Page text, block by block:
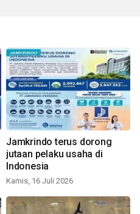
Jamkrindo terus dorong
jutaan pelaku usaha di
Indonesia
Kamis, 16 Juli 2026